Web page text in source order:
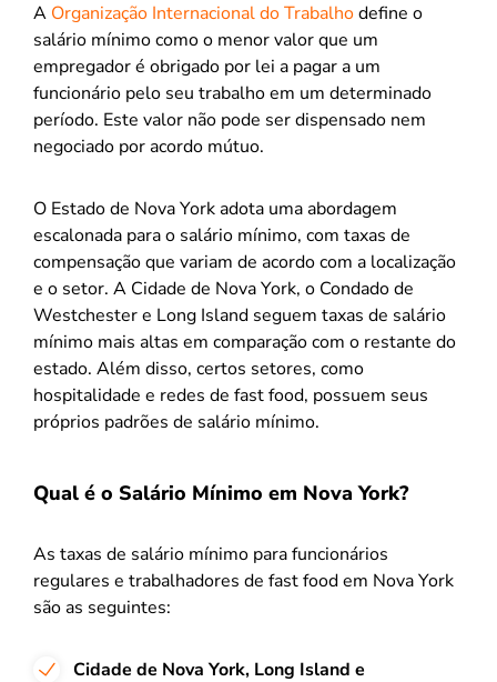
A Organização Internacional do Trabalhodefine o
salário mínimo como o menor valor que um
empregador é obrigado por lei a pagar a um
funcionário pelo seu trabalho em um determinado
período. Este valor não pode ser dispensado nem
negociado por acordo mútuo.
O Estado de Nova York adota uma abordagem
escalonada para o salário mínimo, com taxas de
compensação que variam de acordo com a localização
e o setor. A Cidade de Nova York, o Condado de
Westchester e Long Island seguem taxas de salário
mínimo mais altas em comparação com o restante do
estado. Além disso, certos setores, como
hospitalidade e redes de fast food, possuem seus
próprios padrões de salário mínimo.
Qual é o Salário Mínimo em Nova York?
As taxas de salário mínimo para funcionários
regulares e trabalhadores de fast food em Nova York
são as seguintes:
Cidade de Nova York, Long Island e